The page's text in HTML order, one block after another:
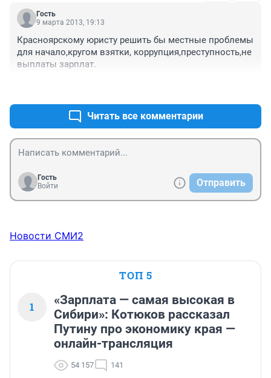
Гость
9 марта 2013, 19:13
Красноярскому юристу решить бы местные проблемы
для начало,кругом взятки, коррупция,преступность,не
выплаты зарплат.
Читать все комментарии
Гость
Войти
Отправить
Новости СМИ2
ТОП 5
1
«Зарплата — самая высокая в
Сибири»: Котюков рассказал
Путину про экономику края —
онлайн-трансляция
54 157 141